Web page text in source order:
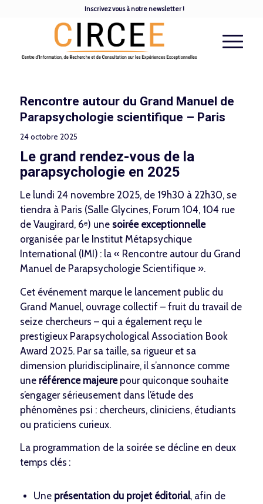
Inscrivez vous à notre newsletter !
Rencontre autour du Grand Manuel de
Parapsychologie scientifique – Paris
24 octobre 2025
Le grand rendez-vous de la
parapsychologie en 2025
Le lundi 24 novembre 2025, de 19h30 à 22h30, se
tiendra à Paris (Salle Glycines, Forum 104, 104 rue
de Vaugirard, 6ᵉ) une soirée exceptionnelle
organisée par le Institut Métapsychique
International (IMI) : la « Rencontre autour du Grand
Manuel de Parapsychologie Scientifique».
Cet événement marque le lancement public du
Grand Manuel, ouvrage collectif – fruit du travail de
seize chercheurs – qui a également reçu le
prestigieux Parapsychological Association Book
Award 2025. Par sa taille, sa rigueur et sa
dimension pluridisciplinaire, il s’annonce comme
une référence majeurepour quiconque souhaite
s’engager sérieusement dans l’étude des
phénomènes psi : chercheurs, cliniciens, étudiants
ou praticiens curieux.
La programmation de la soirée se décline en deux
temps clés :
Une présentation du projet éditorial, afin de